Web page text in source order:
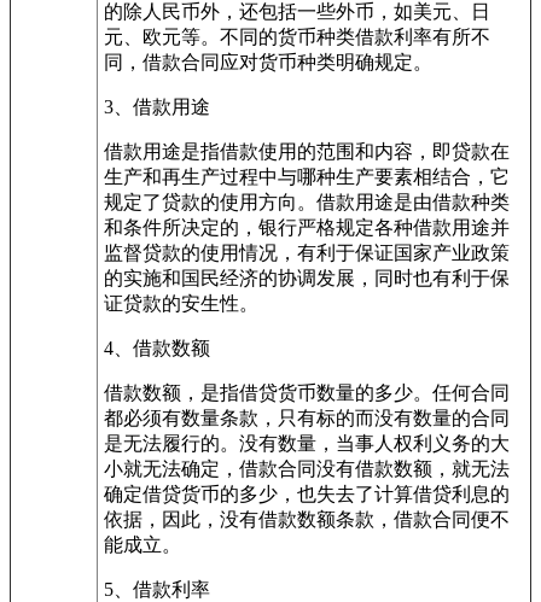
的除人民币外，还包括一些外币，如美元、日
元、欧元等。不同的货币种类借款利率有所不
同，借款合同应对货币种类明确规定。
3、借款用途
借款用途是指借款使用的范围和内容，即贷款在
生产和再生产过程中与哪种生产要素相结合，它
规定了贷款的使用方向。借款用途是由借款种类
和条件所决定的，银行严格规定各种借款用途并
监督贷款的使用情况，有利于保证国家产业政策
的实施和国民经济的协调发展，同时也有利于保
证贷款的安生性。
4、借款数额
借款数额，是指借贷货币数量的多少。任何合同
都必须有数量条款，只有标的而没有数量的合同
是无法履行的。没有数量，当事人权利义务的大
小就无法确定，借款合同没有借款数额，就无法
确定借贷货币的多少，也失去了计算借贷利息的
依据，因此，没有借款数额条款，借款合同便不
能成立。
5、借款利率